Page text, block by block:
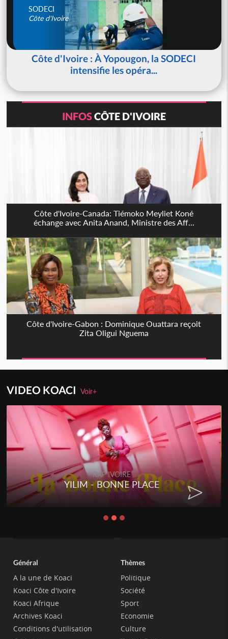
SODECI
Côte d'Ivoire
Côte d'Ivoire : À Yopougon, la SODECI
intensifie les opéra...
INFOSCÔTE D'IVOIRE
Côte d'Ivoire-Canada: Tiémoko Meyliet Koné
échange avec Anita Anand, Ministre des Aff...
Côte d'Ivoire-Gabon : Dominique Ouattara reçoit
Zita Oligui Nguema
VIDEO KOACIVoir+
RAP IVOIRE
YILIM - BONNE PLACE
Général
A la une de Koaci
Koaci Côte d'Ivoire
Koaci Afrique
Archives Koaci
Conditions d'utilisation
Thèmes
Politique
Société
Sport
Economie
Culture